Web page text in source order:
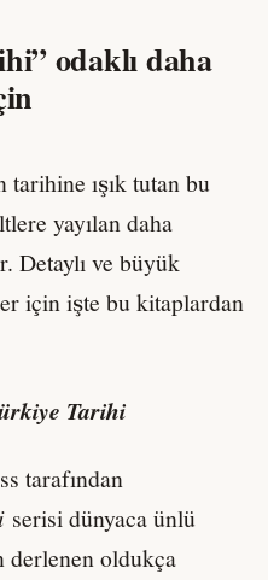
odaklı daha
ışık tutan bu
yayılan daha
Detaylı ve büyük
için işte bu kitaplardan
Tarihi
tarafından
serisi dünyaca ünlü
derlenen oldukça